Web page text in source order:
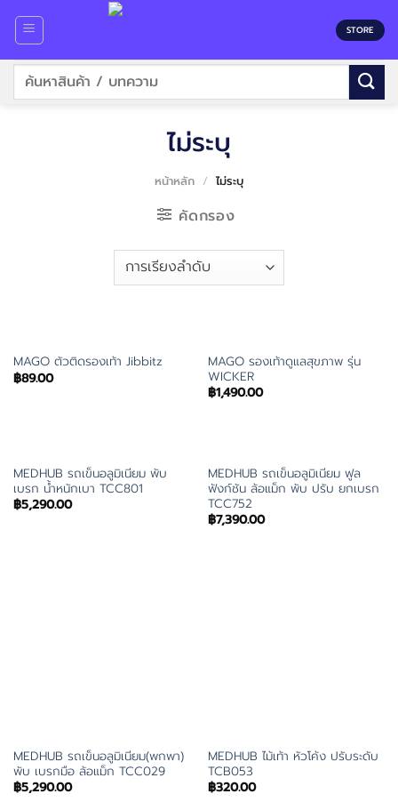
content
STORE
ค้นหา:
ไม่ระบุ
หน้าหลัก / ไม่ระบุ
คัดกรอง
MAGO ตัวติดรองเท้า Jibbitz
฿89.00
MAGO รองเท้าดูแลสุขภาพ รุ่น
WICKER
฿1,490.00
MEDHUB รถเข็นอลูมิเนียม พับ
เบรก น้ำหนักเบา TCC801
฿5,290.00
MEDHUB รถเข็นอลูมิเนียม ฟูล
ฟังก์ชัน ล้อแม็ก พับ ปรับ ยกเบรก
TCC752
฿7,390.00
MEDHUB รถเข็นอลูมิเนียม(พกพา)
พับ เบรกมือ ล้อแม็ก TCC029
฿5,290.00
MEDHUB ไม้เท้า หัวโค้ง ปรับระดับ
TCB053
฿320.00